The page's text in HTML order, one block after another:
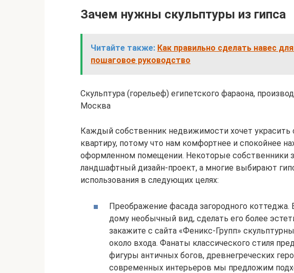
Зачем нужны скульптуры из гипса
Читайте также: Как правильно сделать навес
пошаговое руководство
Скульптура (горельеф) египетского фараона,
Москва
Каждый собственник недвижимости хочет украсить
квартиру, потому что нам комфортнее и спокойнее
оформленном помещении. Некоторые собственники
ландшафтный дизайн-проект, а многие выбирают
использования в следующих целях:
Преображение фасада загородного коттеджа.
дому необычный вид, сделать его более
закажите с сайта «Феникс-Групп»
около входа. Фанаты классического стиля
фигуры античных богов, древнегреческих
современных интерьеров мы предложим